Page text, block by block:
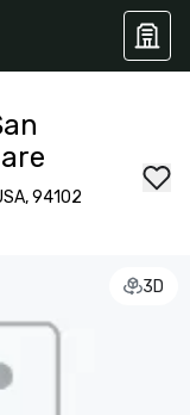
94102
3D